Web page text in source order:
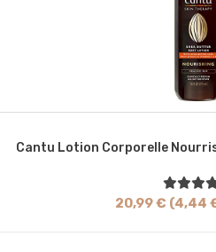
Cantu Lotion Corporelle
20,99 € (4,44